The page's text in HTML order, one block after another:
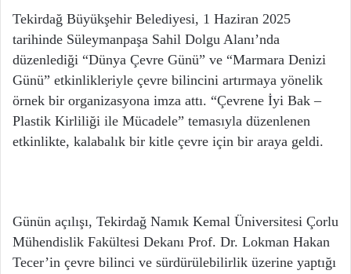
Tekirdağ Büyükşehir Belediyesi, 1 Haziran 2025
tarihinde Süleymanpaşa Sahil Dolgu Alanı’nda
düzenlediği “Dünya Çevre Günü” ve “Marmara Denizi
Günü” etkinlikleriyle çevre bilincini artırmaya yönelik
örnek bir organizasyona imza attı. “Çevrene İyi Bak –
Plastik Kirliliği ile Mücadele” temasıyla düzenlenen
etkinlikte, kalabalık bir kitle çevre için bir araya geldi.
Günün açılışı, Tekirdağ Namık Kemal Üniversitesi Çorlu
Mühendislik Fakültesi Dekanı Prof. Dr. Lokman Hakan
Tecer’in çevre bilinci ve sürdürülebilirlik üzerine yaptığı